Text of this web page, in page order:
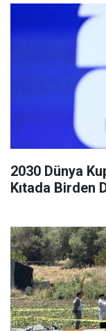
2030 Dünya
Kıtada Birden